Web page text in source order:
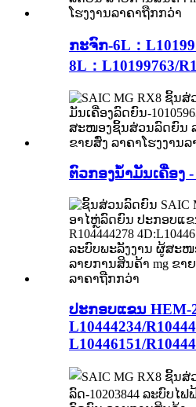
ກະຈົກ-6L：
8L：L10199763/
ຕົວກອງນ້ຳມັນເຄື່ອງ -
ປະກອບແຂນ HEM-
L10444234/
L10446151/